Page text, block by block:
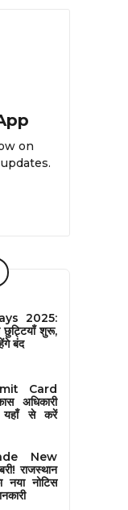
on
2025:
छुट्टियाँ शुरू,
बंद
Card
अधिकारी
यहाँ से करें
New
राजस्थान
नया नोटिस